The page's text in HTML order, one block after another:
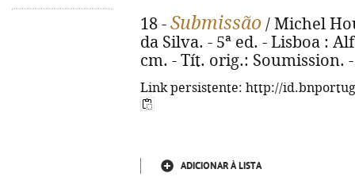
18 - Submissão / Michel
da Silva. - 5ª ed. - Lisboa :
cm. - Tít. orig.: Soumission. -
Link persistente: http://
ADICIONAR À LISTA